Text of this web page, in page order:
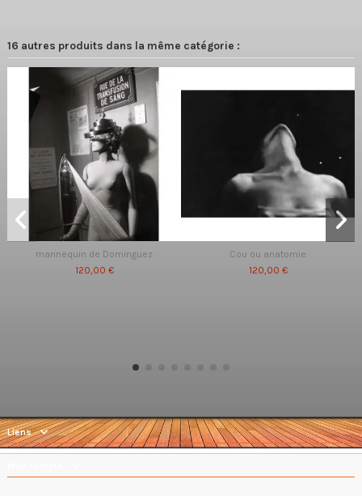
16 autres produits dans la même catégorie :
mannequin de Dominguez
120,00 €
Cou ou anatomie
120,00 €
Liens